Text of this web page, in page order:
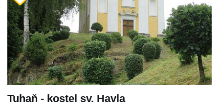
Tuhaň - kostel sv. Havla